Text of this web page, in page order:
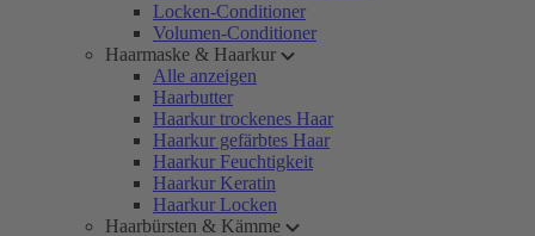
Locken-Conditioner
Volumen-Conditioner
Haarmaske & Haarkur
Alle anzeigen
Haarbutter
Haarkur trockenes Haar
Haarkur gefärbtes Haar
Haarkur Feuchtigkeit
Haarkur Keratin
Haarkur Locken
Haarbürsten & Kämme